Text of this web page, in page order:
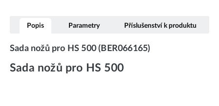
Popis Parametry Příslušenství k produktu
Sada nožů pro HS 500 (BER066165)
Sada nožů pro HS 500